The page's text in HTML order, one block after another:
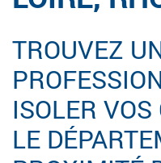
TROUVEZ
ISOLER
LE